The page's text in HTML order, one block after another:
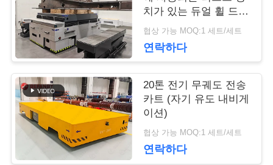
연
락
주
치가 있는 듀얼 휠 드라
이브
협상 가능 MOQ:1 세트/세트
연락하다
20톤 전기 무궤도 전송
카트 (자기 유도 내비게
이션)
협상 가능 MOQ:1 세트/세트
연락하다